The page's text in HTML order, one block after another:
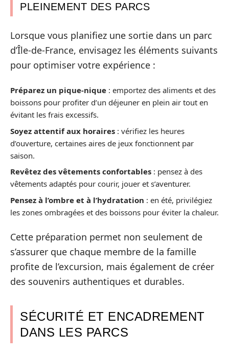
PLEINEMENT DES PARCS
Lorsque vous planifiez une sortie dans un parc
d’Île-de-France, envisagez les éléments suivants
pour optimiser votre expérience :
Préparez un pique-nique : emportez des aliments et des
boissons pour profiter d’un déjeuner en plein air tout en
évitant les frais excessifs.
Soyez attentif aux horaires : vérifiez les heures
d’ouverture, certaines aires de jeux fonctionnent par
saison.
Revêtez des vêtements confortables : pensez à des
vêtements adaptés pour courir, jouer et s’aventurer.
Pensez à l’ombre et à l’hydratation : en été, privilégiez
les zones ombragées et des boissons pour éviter la chaleur.
Cette préparation permet non seulement de
s’assurer que chaque membre de la famille
profite de l’excursion, mais également de créer
des souvenirs authentiques et durables.
SÉCURITÉ ET ENCADREMENT
DANS LES PARCS